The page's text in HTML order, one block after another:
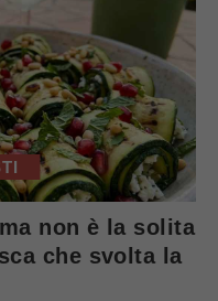
non è la solita
che svolta la